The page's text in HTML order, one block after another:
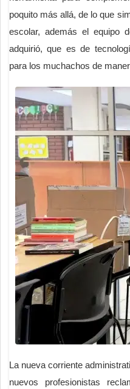
poquito más allá, de lo que
escolar, además el equipo
adquirió, que es de
para los muchachos de
La nueva corriente
nuevos profesionistas